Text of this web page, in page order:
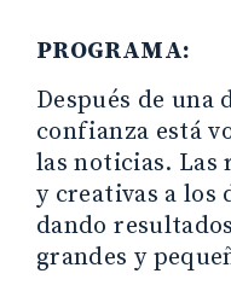
PROGRAMA:
Después de
confianza está
las noticias. Las
y creativas a los
dando
grandes y